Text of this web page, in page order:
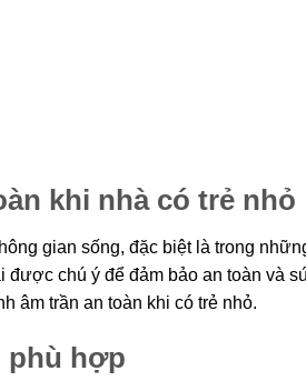
khi nhà có trẻ nhỏ
gian sống, đặc biệt là trong
chú ý để đảm bảo an toàn và
âm trần an toàn khi có trẻ nhỏ.
phù hợp